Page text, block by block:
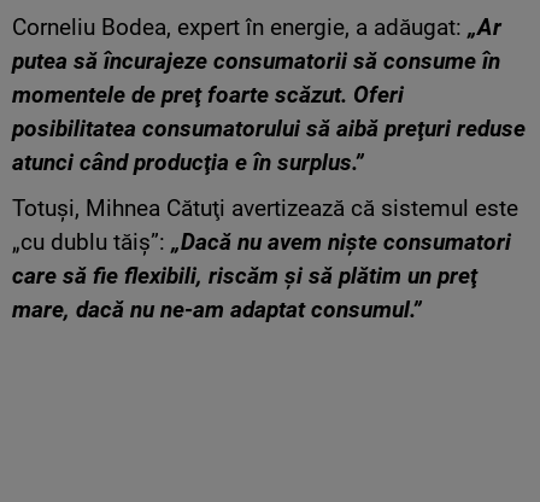
Corneliu Bodea, expert în energie, a adăugat: „Ar
putea să încurajeze consumatorii să consume în
momentele de preţ foarte scăzut. Oferi
posibilitatea consumatorului să aibă preţuri reduse
atunci când producţia e în surplus.”
Totuși, Mihnea Cătuţi avertizează că sistemul este
„cu dublu tăiş”: „Dacă nu avem nişte consumatori
care să fie flexibili, riscăm şi să plătim un preţ
mare, dacă nu ne-am adaptat consumul.”